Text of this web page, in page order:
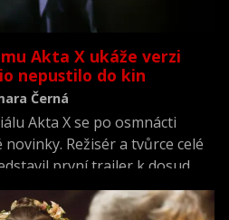
Akta X ukáže verzi
nepustilo do kin
Černá
Akta X se po osmnácti
Režisér a tvůrce celé
první trailer k dosud
filmu Akta X: Chci uvěřit.